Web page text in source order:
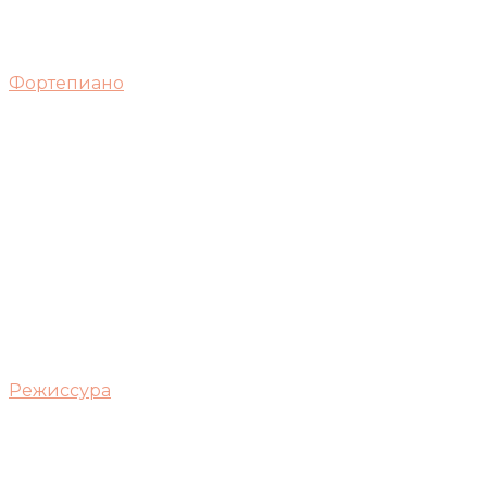
Фортепиано
Режиссура